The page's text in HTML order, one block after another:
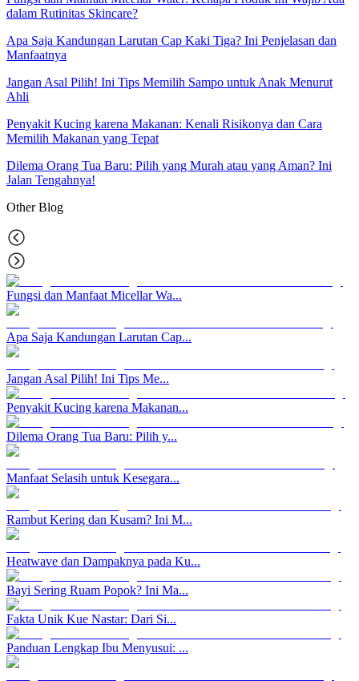
dalam Rutinitas Skincare?
Apa Saja Kandungan Larutan Cap Kaki Tiga? Ini Penjelasan dan
Manfaatnya
Jangan Asal Pilih! Ini Tips Memilih Sampo untuk Anak Menurut
Ahli
Penyakit Kucing karena Makanan: Kenali Risikonya dan Cara
Memilih Makanan yang Tepat
Dilema Orang Tua Baru: Pilih yang Murah atau yang Aman? Ini
Jalan Tengahnya!
OtherBlog
Fungsi dan Manfaat Micellar Wa...
Apa Saja Kandungan Larutan Cap...
Jangan Asal Pilih! Ini Tips Me...
Penyakit Kucing karena Makanan...
Dilema Orang Tua Baru: Pilih y...
Manfaat Selasih untuk Kesegara...
Rambut Kering dan Kusam? Ini M...
Heatwave dan Dampaknya pada Ku...
Bayi Sering Ruam Popok? Ini Ma...
Fakta Unik Kue Nastar: Dari Si...
Panduan Lengkap Ibu Menyusui: ...